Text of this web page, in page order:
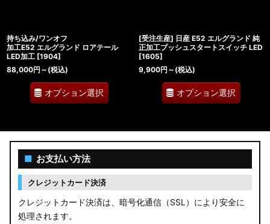
持ち込み/ワンオフ
加工E52 エルグランド ロアテール
LED加工 [1904]
88,000円 ～ (税込)
オプション選択
[受注生産] 日産 E52 エルグランド 純
正加工プッシュスタートスイッチ LED
[1605]
9,900円 ～ (税込)
オプション選択
■ お支払い方法
クレジットカード決済
クレジットカード決済は、暗号化通信（SSL）により安全に
処理されます。